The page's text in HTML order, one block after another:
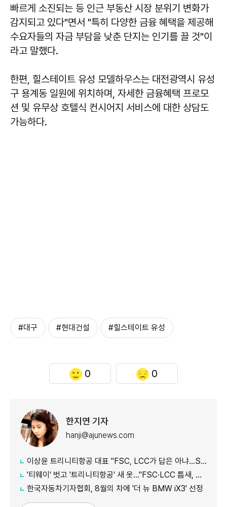
빠르게 소진되는 등 인근 부동산 시장 분위기 변화가
감지되고 있다"면서 "특히 다양한 금융 혜택을 제공해
수요자들의 자금 부담을 낮춘 단지는 인기를 끌 것"이
라고 말했다.
한편, 힐스테이트 유성 모델하우스는 대전광역시 유성
구 용계동 일원에 위치하며, 자세한 금융혜택 프로모
션 및 유무상 호텔식 컨시어지 서비스에 대한 상담도
가능하다.
#대구 #현대건설 #힐스테이트 유성
0 0
한지연 기자
hanji@ajunews.com
이상윤 트리니티항공 대표 "FSC, LCC가 답은 아냐…SSC로 새 수요 창출"
'티웨이' 벗고 '트리니티항공' 새 옷…"FSC·LCC 틈새, SSC 전략으로 공략"
한국자동차기자협회, 8월의 차에 '더 뉴 BMW iX3' 선정